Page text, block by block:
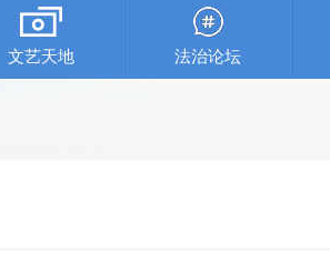
文艺天地 法治论坛